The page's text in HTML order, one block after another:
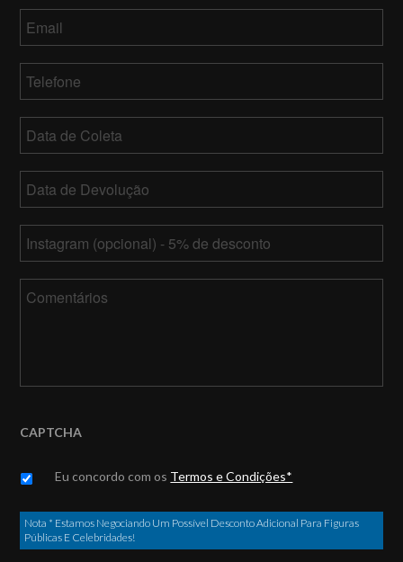
de
barra
barra
YY
de
barra
barra
YY
CAPTCHA
Untitled *
Eu concordo com os Termos e Condições*
Nota * Estamos Negociando Um Possível Desconto Adicional Para Figuras
Públicas E Celebridades!